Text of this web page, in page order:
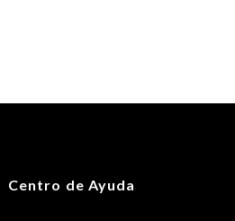
Centro de Ayuda